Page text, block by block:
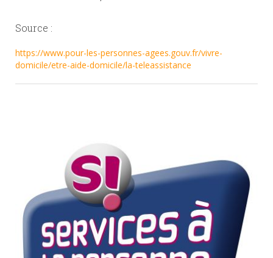
Source :
https://www.pour-les-personnes-agees.gouv.fr/vivre-
domicile/etre-aide-domicile/la-teleassistance